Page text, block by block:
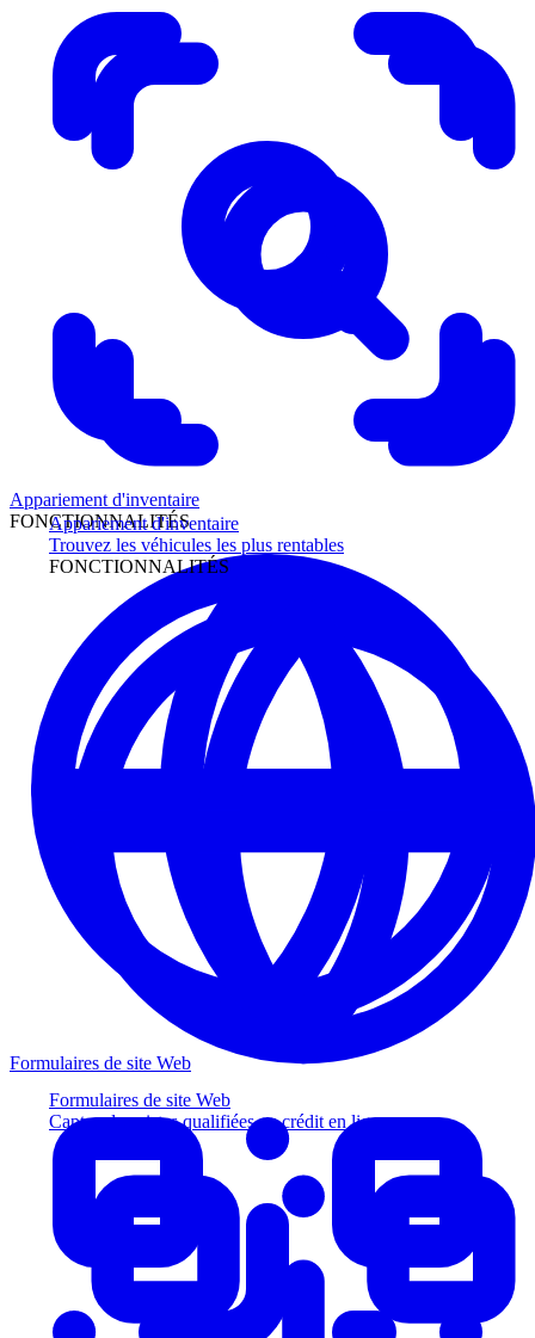
Appariement d'inventaire
Trouvez les véhicules les plus rentables
FONCTIONNALITÉS
Formulaires de site Web
Captez des pistes qualifiées au crédit en ligne
Appariement d'inventaire
FONCTIONNALITÉS
Formulaires de site Web